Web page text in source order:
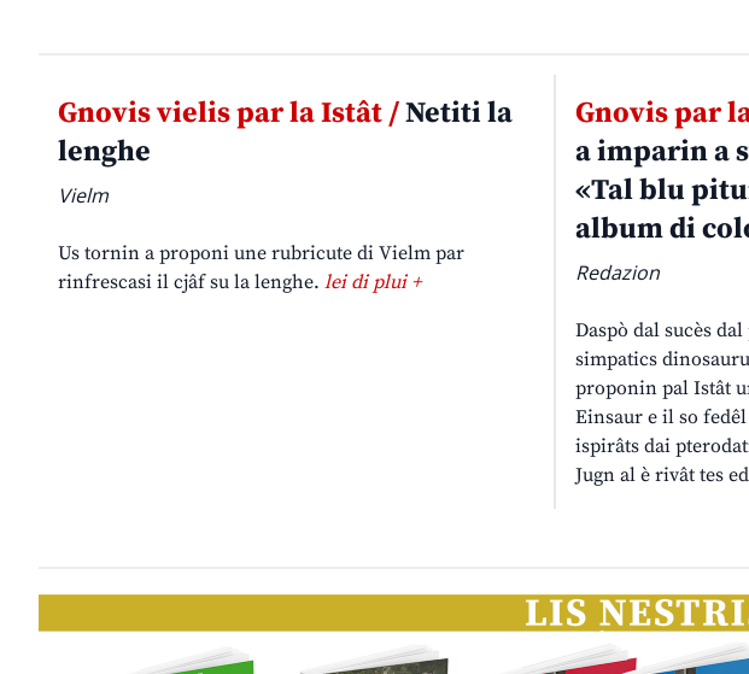
Gnovis vielis par la Istât /Netiti la
lenghe
Vielm
Us tornin a proponi une rubricute di Vielm par
rinfrescasi il cjâf su la lenghe. lei di plui +
Gnovis par
a imparin a
«Tal blu
album di
Redazion
Daspò dal sucès
simpatics
proponin pal Istât
Einsaur e il so
ispirâts dai
Jugn al è rivât tes